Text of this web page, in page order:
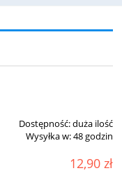
Dostępność:duża ilość
Wysyłka w:48 godzin
12,90 zł